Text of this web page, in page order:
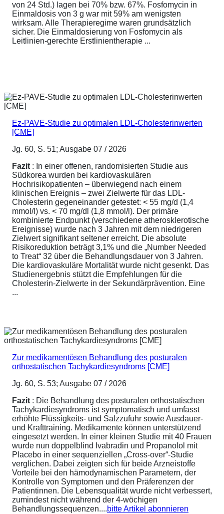
von 24 Std.) lagen bei 70% bzw. 67%. Fosfomycin in
Einmaldosis von 3 g war mit 59% am wenigsten
wirksam. Alle Therapieregime waren grundsätzlich
sicher. Die Einmaldosierung von Fosfomycin als
Leitlinien-gerechte Erstlinientherapie ...
Ez-PAVE-Studie zu optimalen LDL-Cholesterinwerten
[CME]
Jg. 60, S. 51; Ausgabe 07 / 2026
Fazit : In einer offenen, randomisierten Studie aus
Südkorea wurden bei kardiovaskulären
Hochrisikopatienten – überwiegend nach einem
klinischen Ereignis – zwei Zielwerte für das LDL-
Cholesterin gegeneinander getestet: < 55 mg/d (1,4
mmol/l) vs. < 70 mg/dl (1,8 mmol/l). Der primäre
kombinierte Endpunkt (verschiedene atherosklerotische
Ereignisse) wurde nach 3 Jahren mit dem niedrigeren
Zielwert signifikant seltener erreicht. Die absolute
Risikoreduktion beträgt 3,1% und die „Number Needed
to Treat“ 32 über die Behandlungsdauer von 3 Jahren.
Die kardiovaskuläre Mortalität wurde nicht gesenkt. Das
Studienergebnis stützt die Empfehlungen für die
Cholesterin-Zielwerte in der Sekundärprävention. Eine
...
Zur medikamentösen Behandlung des posturalen
orthostatischen Tachykardiesyndroms [CME]
Jg. 60, S. 53; Ausgabe 07 / 2026
Fazit : Die Behandlung des posturalen orthostatischen
Tachykardiesyndroms ist symptomatisch und umfasst
erhöhte Flüssigkeits- und Salzzufuhr sowie Ausdauer-
und Krafttraining. Medikamente können unterstützend
eingesetzt werden. In einer kleinen Studie mit 40 Frauen
wurde nun doppelblind Ivabradin und Propanolol mit
Placebo in einer sequenziellen „Cross-over“-Studie
verglichen. Dabei zeigten sich für beide Arzneistoffe
Vorteile bei den hämodynamischen Parametern, der
Kontrolle von Symptomen und den Präferenzen der
Patientinnen. Die Lebensqualität wurde nicht verbessert,
zumindest nicht während der 4-wöchigen
Behandlungssequenzen....bitte Artikel abonnieren